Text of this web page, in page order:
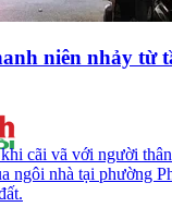
niên nhảy từ
cãi vã với người
ngôi nhà tại phường